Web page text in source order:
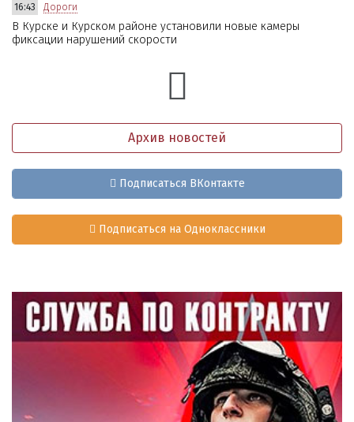
16:43 Дороги
В Курске и Курском районе установили новые камеры
фиксации нарушений скорости
Архив новостей
Подписаться ВКонтакте
Подписаться на Одноклассники